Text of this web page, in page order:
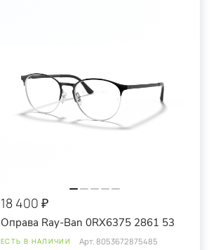
18 400 ₽
Оправа Ray-Ban 0RX6375 2861 53
ЕСТЬ В НАЛИЧИИ Арт.8053672875485